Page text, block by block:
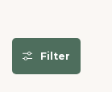
Filter